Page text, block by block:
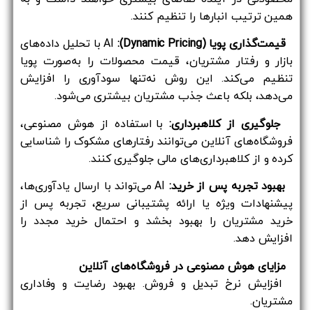
همین ترتیب انبارها را تنظیم کنند.
قیمت‌گذاری پویا (Dynamic Pricing):
AI با تحلیل داده‌های
بازار و رفتار مشتریان، قیمت محصولات را به‌صورت پویا
تنظیم می‌کند. این روش نه‌تنها سودآوری را افزایش
می‌دهد، بلکه باعث جذب مشتریان بیشتری می‌شود.
جلوگیری از کلاهبرداری: با استفاده از هوش مصنوعی،
فروشگاه‌های آنلاین می‌توانند رفتارهای مشکوک را شناسایی
کرده و از کلاهبرداری‌های مالی جلوگیری کنند.
بهبود تجربه پس از خرید:
AI می‌تواند با ارسال یادآوری‌ها،
پیشنهادات ویژه یا ارائه پشتیبانی سریع، تجربه پس از
خرید مشتریان را بهبود بخشد و احتمال خرید مجدد را
افزایش دهد.
مزایای هوش مصنوعی در فروشگاه‌های آنلاین
افزایش نرخ تبدیل و فروش. بهبود رضایت و وفاداری
مشتریان.